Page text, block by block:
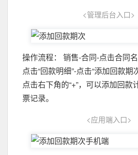
<管理后台入口>
操作流程： 销售-合同-点击合同
点击“回款明细”-点击“添加回款期次
点击右下角的“+”，可以添加回款
票记录。
<应用端入口>